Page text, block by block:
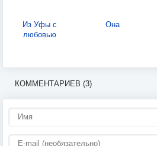
Из Уфы с
любовью
Она
КОММЕНТАРИЕВ (3)